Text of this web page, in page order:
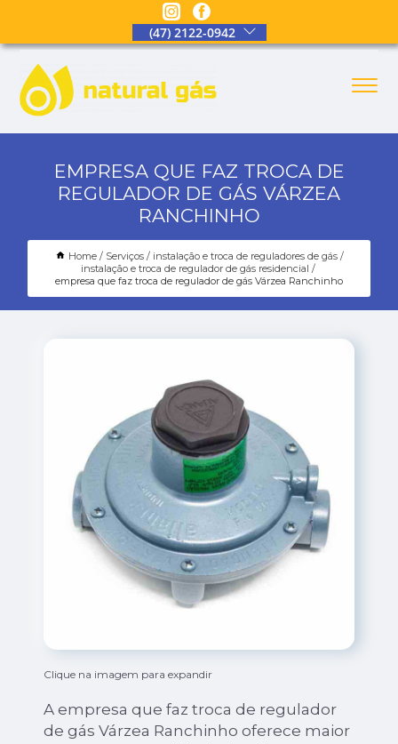
(47) 2122-0942
EMPRESA QUE FAZ TROCA DE
REGULADOR DE GÁS VÁRZEA
RANCHINHO
Home Serviços
instalação e troca de reguladores de gás
instalação e troca de regulador de gás residencial
empresa que faz troca de regulador de gás Várzea Ranchinho
Clique na imagem para expandir
A empresa que faz troca de regulador
de gás Várzea Ranchinho oferece maior